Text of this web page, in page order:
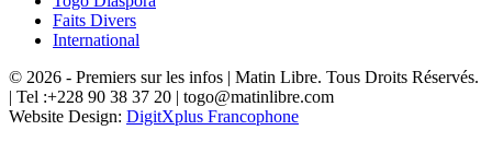
Faits Divers
International
© 2026 - Premiers sur les infos | Matin Libre. Tous Droits Réservés.
| Tel :+228 90 38 37 20 | togo@matinlibre.com
Website Design: DigitXplus Francophone